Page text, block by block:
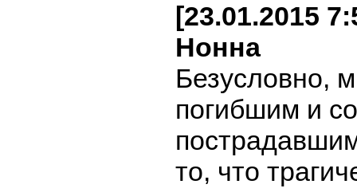
[23.01.2015
Нонна
Безусловно,
погибшим и
то, что